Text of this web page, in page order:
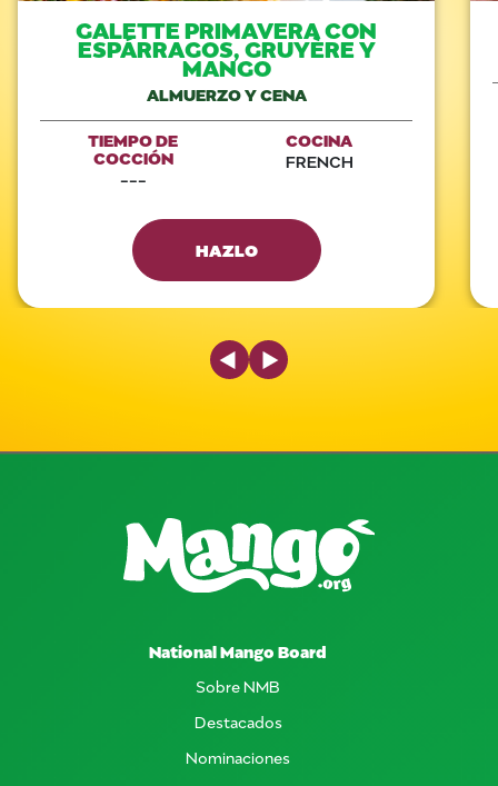
GALETTE PRIMAVERA CON
ESPÁRRAGOS, GRUYÈRE Y
MANGO
ALMUERZO Y CENA
TIEMPO DE
COCCIÓN
---
COCINA
FRENCH
HAZLO
Previous Slide
Next Slide
National Mango Board
Sobre NMB
Destacados
Nominaciones